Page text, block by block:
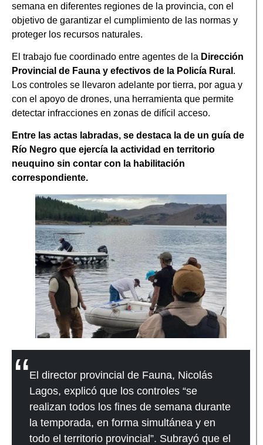
semana en diferentes regiones de la provincia, con el
objetivo de garantizar el cumplimiento de las normas y
proteger los recursos naturales.
El trabajo fue coordinado entre agentes de la Dirección
Provincial de Fauna y efectivos de la Policía Rural .
Los controles se llevaron adelante por tierra, por agua y
con el apoyo de drones, una herramienta que permite
detectar infracciones en zonas de difícil acceso.
Entre las actas labradas, se destaca la de un guía de
Río Negro que ejercía la actividad en territorio
neuquino sin contar con la habilitación
correspondiente.
El director provincial de Fauna, Nicolás
Lagos, explicó que los controles “se
realizan todos los fines de semana durante
la temporada, en forma simultánea y en
todo el territorio provincial”. Subrayó que el